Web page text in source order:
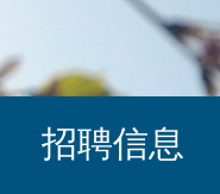
招聘信息